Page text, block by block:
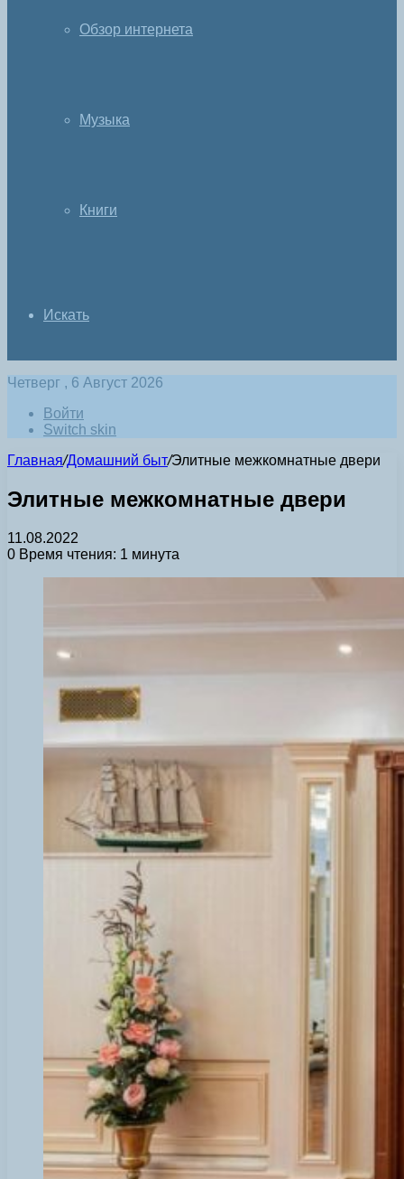
Обзор интернета
Музыка
Книги
Искать
Четверг , 6 Август 2026
Войти
Switch skin
Главная/Домашний быт/Элитные межкомнатные двери
Элитные межкомнатные двери
11.08.2022
0 Время чтения: 1 минута